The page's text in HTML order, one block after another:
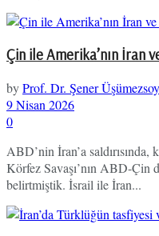
Çin ile Amerika’nın İran
byProf. Dr. Şener Üşümezsoy
9 Nisan 2026
0
ABD’nin İran’a saldırısında,
Körfez Savaşı’nın ABD-Çin
belirtmiştik. İsrail ile İran...